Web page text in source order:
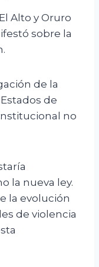
Alto y Oruro
sobre la
de la
de
no
la nueva ley.
la evolución
de violencia